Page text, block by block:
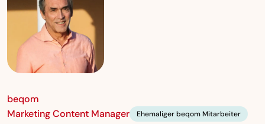
beqom
Marketing Content Manager
Ehemaliger beqom Mitarbeiter